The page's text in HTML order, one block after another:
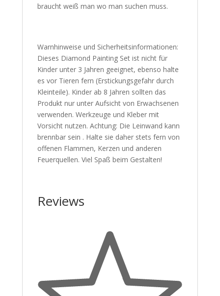
braucht weiß man wo man suchen muss.
Warnhinweise und Sicherheitsinformationen:
Dieses Diamond Painting Set ist nicht für
Kinder unter 3 Jahren geeignet, ebenso halte
es vor Tieren fern (Erstickungsgefahr durch
Kleinteile). Kinder ab 8 Jahren sollten das
Produkt nur unter Aufsicht von Erwachsenen
verwenden. Werkzeuge und Kleber mit
Vorsicht nutzen. Achtung: Die Leinwand kann
brennbar sein . Halte sie daher stets fern von
offenen Flammen, Kerzen und anderen
Feuerquellen. Viel Spaß beim Gestalten!
Reviews